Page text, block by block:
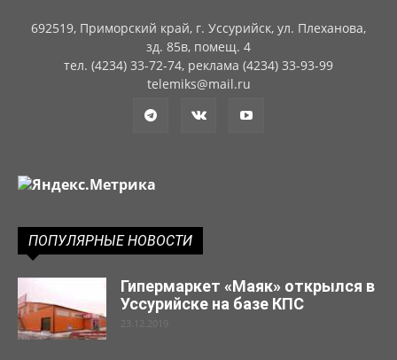
692519, Приморский край, г. Уссурийск, ул. Плеханова,
зд. 85в, помещ. 4
тел. (4234) 33-72-74, реклама (4234) 33-93-99
telemiks@mail.ru
ПОПУЛЯРНЫЕ НОВОСТИ
Гипермаркет «Маяк» открылся в
Уссурийске на базе КПС
23.12.2019